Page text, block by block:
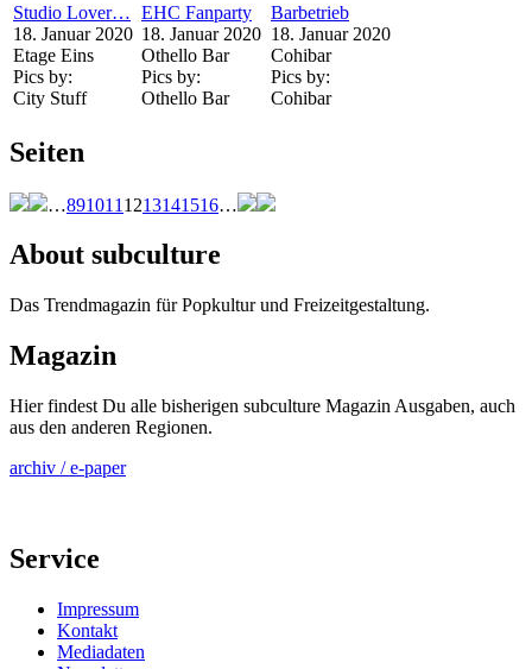
Studio Lover…
18. Januar 2020
Etage Eins
Pics by:
City Stuff
EHC Fanparty
18. Januar 2020
Othello Bar
Pics by:
Othello Bar
Barbetrieb
18. Januar 2020
Cohibar
Pics by:
Cohibar
Seiten
…891011 1213141516…
About subculture
Das Trendmagazin für Popkultur und Freizeitgestaltung.
Magazin
Hier findest Du alle bisherigen subculture Magazin Ausgaben, auch
aus den anderen Regionen.
archiv / e-paper
Service
Impressum
Kontakt
Mediadaten